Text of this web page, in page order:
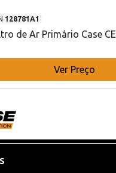
128781A1
de Ar Primário Case CE
Ver Preço